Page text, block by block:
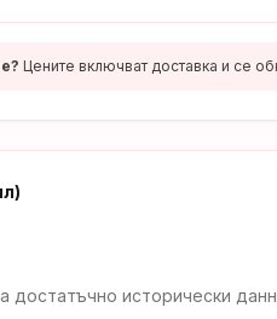
Цените включват доставка и се
достатъчно исторически